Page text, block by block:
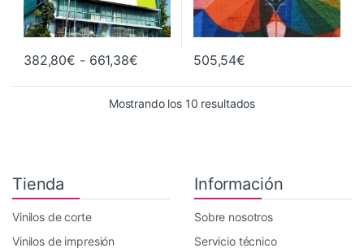
382,80€ - 661,38€Rango de precios: desde 382,80€
Este producto tiene múltiples variantes. Las opciones se
505,54€
Mostrando los 10 resultadosOrdenado por
Tienda
Vinilos de corte
Vinilos de impresión
Información
Sobre nosotros
Servicio técnico